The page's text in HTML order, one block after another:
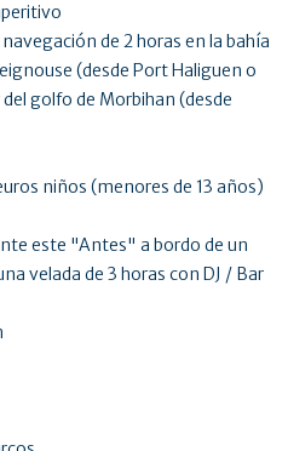
de 2 horas en la bahía
(desde Port Haliguen o
golfo de Morbihan (desde
niños (menores de 13 años)
este "Antes" a bordo de un
velada de 3 horas con DJ / Bar